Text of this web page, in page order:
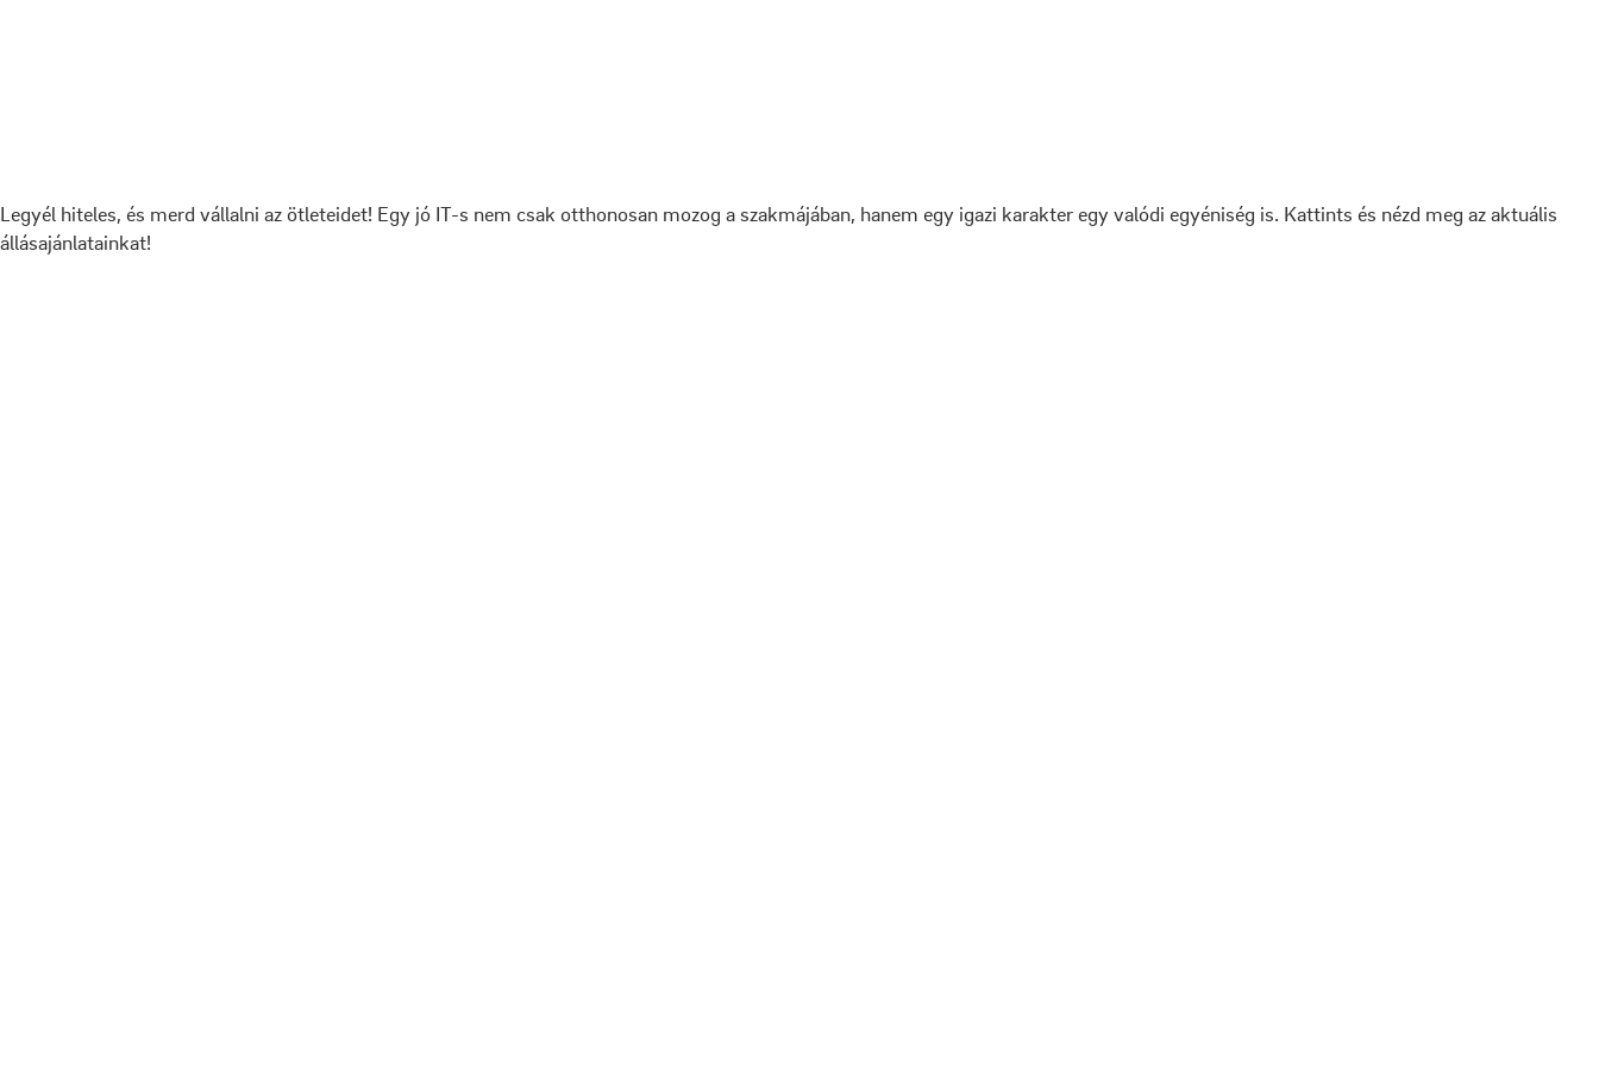
Legyél hiteles, és merd vállalni az ötleteidet! Egy jó IT-s nem csak otthonosan mozog a szakmájában, hanem egy igazi karakter egy valódi egyéniség is. Kattints és nézd meg az aktuális
állásajánlatainkat!